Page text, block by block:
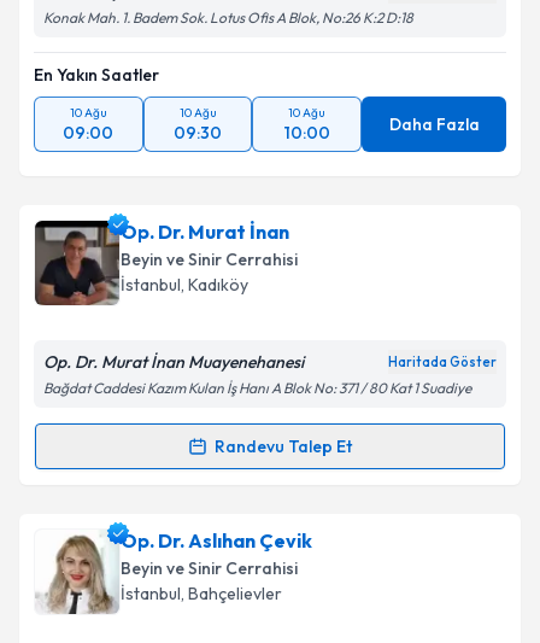
Konak Mah. 1. Badem Sok. Lotus Ofis A Blok, No:26 K:2 D:18
En Yakın Saatler
10 Ağu
09:00
10 Ağu
09:30
10 Ağu
10:00 Daha Fazla
Op. Dr. Murat İnan
Beyin ve Sinir Cerrahisi
İstanbul, Kadıköy
Op. Dr. Murat İnan Muayenehanesi Haritada Göster
Bağdat Caddesi Kazım Kulan İş Hanı A Blok No: 371 / 80 Kat 1 Suadiye
Randevu Talep Et
Randevu Takvimi Talebi
Op. Dr. Murat İnaniçin randevu takvimi talebi
oluşturun. Size bu uzmandan randevu almanız için bir
takvim hazırlandığında e-posta ile bilgilendireceğiz.
Op. Dr. Aslıhan Çevik
Beyin ve Sinir Cerrahisi
İstanbul, Bahçelievler